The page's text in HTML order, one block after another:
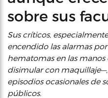
sobre sus
Sus críticos,
encendido las alarmas
hematomas en las
disimular con
episodios ocasionales de
públicos.